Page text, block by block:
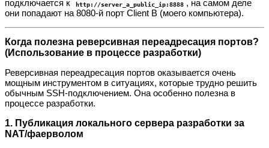
подключается к http://server_a_public_ip:8888 , на самом деле
они попадают на 8080-й порт Client B (моего компьютера).
Когда полезна реверсивная переадресация портов?
(Использование в процессе разработки)
Реверсивная переадресация портов оказывается очень
мощным инструментом в ситуациях, которые трудно решить
обычным SSH-подключением. Она особенно полезна в
процессе разработки.
1. Публикация локального сервера разработки за
NAT/фаерволом